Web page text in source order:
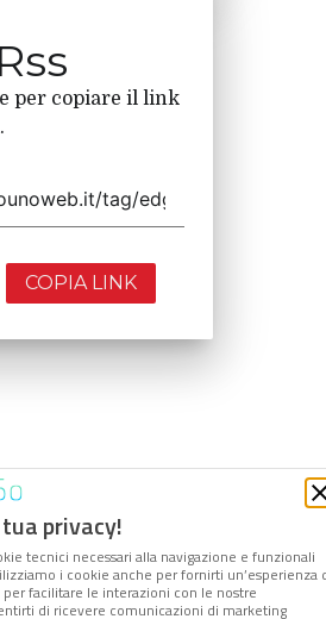
privacy!
tecnici necessari alla navigazione e funzionali
i cookie anche per fornirti un’esperienza
facilitare le interazioni con le nostre
di ricevere comunicazioni di marketing
per copiare il link
COPIA LINK